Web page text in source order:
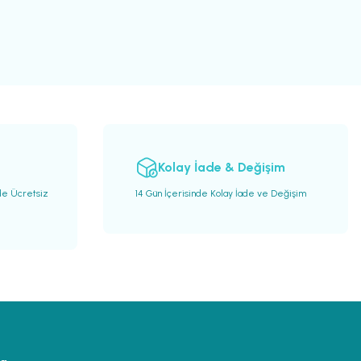
Ücretsiz
Kolay İade & Değişim
14 Gün İçerisinde Kolay İade ve Değişim